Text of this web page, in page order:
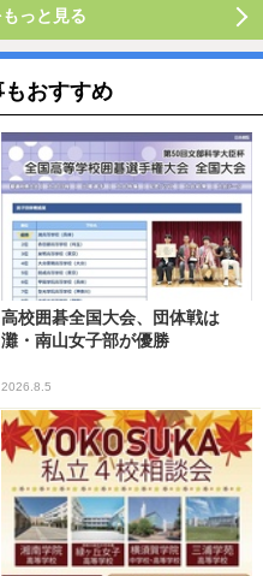
っと見る
おすすめ
高校囲碁全国大会、団体戦は
灘・南山女子部が優勝
2026.8.5